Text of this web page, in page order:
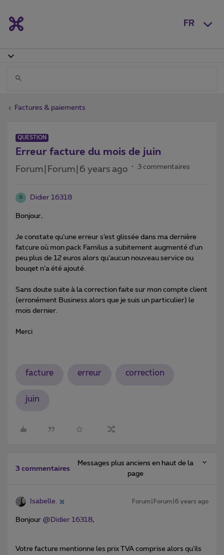
FR
Factures & paiements
QUESTION
Erreur facture du mois de juin
Forum|Forum|6 years ago 3 commentaires
D Didier 16318
Bonjour,
Je constate qu’une erreur s’est glissée dans ma dernière
fatcure où mon pack Familus a subitement augmenté d’un
peu plus de 12 euros alors qu’aucun nouveau service ou
bouqet n’a été ajouté.
Sans doute suite à la correction faite sur mon compte client
(erronément Business alors que je suis un particulier) le
mois dernier.
Merci
facture erreur correction
juin
3 commentaires
Messages plus anciens en haut de la
page
Isabelle. Forum|Forum|6 years ago
Bonjour @Didier 16318,
Votre facture mentionne les prix TVA comprise alors qu’ils